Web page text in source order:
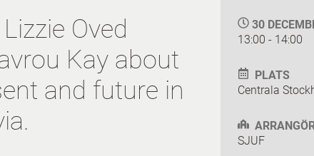
Oved
Kay about
and future in
30
13:00 - 14:00
PLATS
Centrala
SJUF